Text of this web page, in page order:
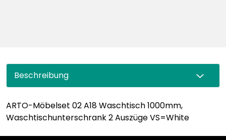
Beschreibung
ARTO-Möbelset 02 A18 Waschtisch 1000mm,
Waschtischunterschrank 2 Auszüge VS=White